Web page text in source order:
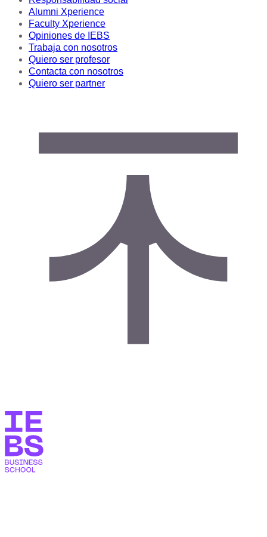
Alumni Xperience
Faculty Xperience
Opiniones de IEBS
Trabaja con nosotros
Quiero ser profesor
Contacta con nosotros
Quiero ser partner